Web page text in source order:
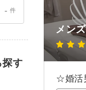
メン
☆婚活
- 件
探す